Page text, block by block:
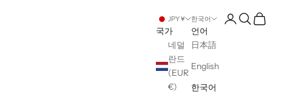
JPY ¥
국가
네덜
란드
(EUR
€)
한국어
언어
日本語
English
한국어
계정 페이지 열기
검색 열기장바구니